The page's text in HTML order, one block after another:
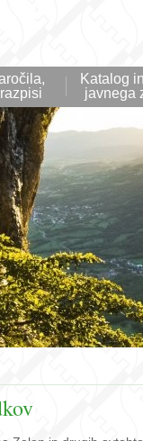
Katalog
javnega